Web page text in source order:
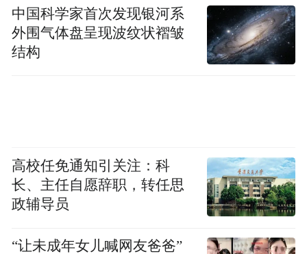
中国科学家首次发现银河系
外围气体盘呈现波纹状褶皱
结构
高校任免通知引关注：科
长、主任自愿辞职，转任思
政辅导员
“让未成年女儿喊网友爸爸”